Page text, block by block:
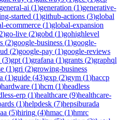
general-ai (1)generation (1)generative-
started (1)github-actions (3)global
ecommerce (1)global-expansion
2)go-live (2)gobd (1)gohighlevel
(2)google-business (1)google-
(2)google-pay (1)google-reviews
(3)gpt (1)grafana (1)grants (2)graphql
(1)gri (2)growing-business
(1)guide (43)gxp (2)gym (1)haccp
hardware (1)hcm (1)headless
erp (1)healthcare (9)healthcare-
(1)helpdesk (7)hepsiburada
(5)hiring (4)hmac (1)hmrc